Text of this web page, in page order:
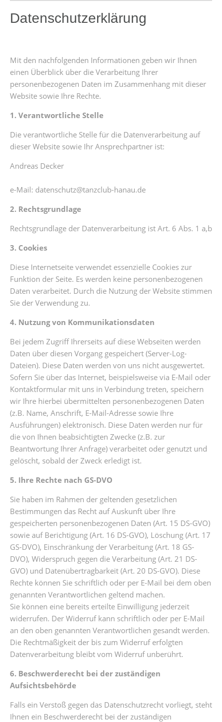
Datenschutzerklärung
Mit den nachfolgenden Informationen geben wir Ihnen
einen Überblick über die Verarbeitung Ihrer
personenbezogenen Daten im Zusammenhang mit dieser
Website sowie Ihre Rechte.
1. Verantwortliche Stelle
Die verantwortliche Stelle für die Datenverarbeitung auf
dieser Website sowie Ihr Ansprechpartner ist:
Andreas Decker
e-Mail: datenschutz@tanzclub-hanau.de
2. Rechtsgrundlage
Rechtsgrundlage der Datenverarbeitung ist Art. 6 Abs. 1 a,b
3. Cookies
Diese Internetseite verwendet essenzielle Cookies zur
Funktion der Seite. Es werden keine personenbezogenen
Daten verarbeitet. Durch die Nutzung der Website stimmen
Sie der Verwendung zu.
4. Nutzung von Kommunikationsdaten
Bei jedem Zugriff Ihrerseits auf diese Webseiten werden
Daten über diesen Vorgang gespeichert (Server-Log-
Dateien). Diese Daten werden von uns nicht ausgewertet.
Sofern Sie über das Internet, beispielsweise via E-Mail oder
Kontaktformular mit uns in Verbindung treten, speichern
wir Ihre hierbei übermittelten personenbezogenen Daten
(z.B. Name, Anschrift, E-Mail-Adresse sowie Ihre
Ausführungen) elektronisch. Diese Daten werden nur für
die von Ihnen beabsichtigten Zwecke (z.B. zur
Beantwortung Ihrer Anfrage) verarbeitet oder genutzt und
gelöscht, sobald der Zweck erledigt ist.
5. Ihre Rechte nach GS-DVO
Sie haben im Rahmen der geltenden gesetzlichen
Bestimmungen das Recht auf Auskunft über Ihre
gespeicherten personenbezogenen Daten (Art. 15 DS-GVO)
sowie auf Berichtigung (Art. 16 DS-GVO), Löschung (Art. 17
GS-DVO), Einschränkung der Verarbeitung (Art. 18 GS-
DVO), Widerspruch gegen die Verarbeitung (Art. 21 DS-
GVO) und Datenübertragbarkeit (Art. 20 DS-GVO). Diese
Rechte können Sie schriftlich oder per E-Mail bei dem oben
genannten Verantwortlichen geltend machen.
Sie können eine bereits erteilte Einwilligung jederzeit
widerrufen. Der Widerruf kann schriftlich oder per E-Mail
an den oben genannten Verantwortlichen gesandt werden.
Die Rechtmäßigkeit der bis zum Widerruf erfolgten
Datenverarbeitung bleibt vom Widerruf unberührt.
6. Beschwerderecht bei der zuständigen
Aufsichtsbehörde
Falls ein Verstoß gegen das Datenschutzrecht vorliegt, steht
Ihnen ein Beschwerderecht bei der zuständigen